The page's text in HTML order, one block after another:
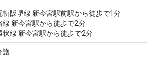
軌阪堺線 新今宮駅前駅から徒歩で1分
線 新今宮駅から徒歩で2分
状線 新今宮駅から徒歩で2分
護